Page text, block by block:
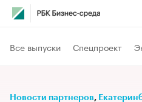
Все выпуски Спецпроект
Новости партнеров⁠,